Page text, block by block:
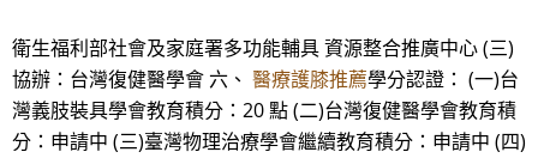
衛生福利部社會及家庭署多功能輔具 資源整合推廣中心 (三)
協辦：台灣復健醫學會 六、 醫療護膝推薦學分認證： (一)台
灣義肢裝具學會教育積分：20 點 (二)台灣復健醫學會教育積
分：申請中 (三)臺灣物理治療學會繼續教育積分：申請中 (四)